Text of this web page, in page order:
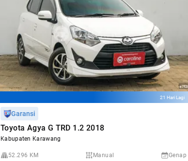
21 Hari Lagi
Garansi
Toyota Agya G TRD 1.2 2018
Kabupaten Karawang
52.296 KM Manual Genap